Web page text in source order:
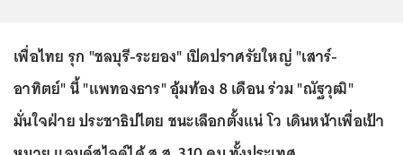
เพื่อไทย รุก "ชลบุรี-ระยอง" เปิดปราศรัยใหญ่ "เสาร์-
อาทิตย์" นี้ "แพทองธาร" อุ้มท้อง 8 เดือน ร่วม "ณัฐวุฒิ"
มั่นใจฝ่าย ประชาธิปไตย ชนะเลือกตั้งแน่ โว เดินหน้าเพื่อเป้า